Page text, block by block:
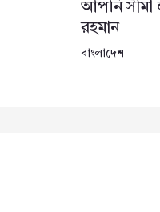
আপনি সীমা
রহমান
বাংলাদেশ